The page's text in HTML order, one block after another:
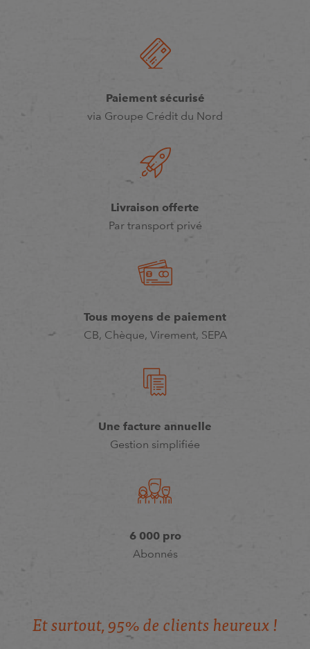
Paiement sécurisé
via Groupe Crédit du Nord
Livraison offerte
Par transport privé
Tous moyens de paiement
CB, Chèque, Virement, SEPA
Une facture annuelle
Gestion simplifiée
6 000 pro
Abonnés
Et surtout, 95% de clients heureux !